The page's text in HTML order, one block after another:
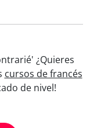
¿Quieres
cursos de francés
de nivel!